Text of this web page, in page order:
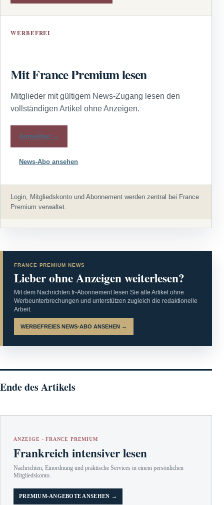
WERBEFREI
Mit France Premium lesen
Mitglieder mit gültigem News-Zugang lesen den
vollständigen Artikel ohne Anzeigen.
Anmelden →
News-Abo ansehen
Login, Mitgliedskonto und Abonnement werden zentral bei France
Premium verwaltet.
FRANCE PREMIUM NEWS
Lieber ohne Anzeigen weiterlesen?
Mit dem Nachrichten.fr-Abonnement lesen Sie alle Artikel ohne
Werbeunterbrechungen und unterstützen zugleich die redaktionelle
Arbeit.
WERBEFREIES NEWS-ABO ANSEHEN →
Ende des Artikels
ANZEIGE · FRANCE PREMIUM
Frankreich intensiver lesen
Nachrichten, Einordnung und praktische Services in einem persönlichen
Mitgliedskonto.
PREMIUM-ANGEBOTE ANSEHEN →